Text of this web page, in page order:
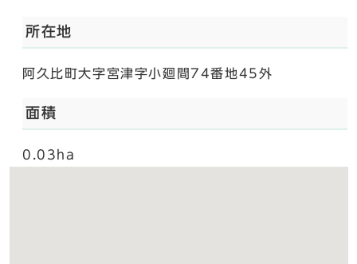
所在地
阿久比町大字宮津字小廻間74番地45外
面積
0.03ha